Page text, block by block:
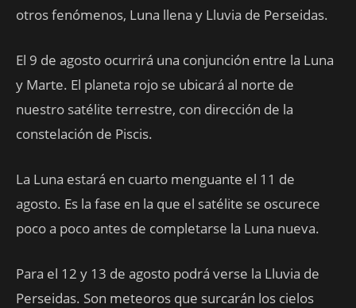
otros fenómenos, Luna llena y Lluvia de Perseidas.
El 9 de agosto ocurrirá una conjunción entre la Luna
y Marte. El planeta rojo se ubicará al norte de
nuestro satélite terrestre, con dirección de la
constelación de Piscis.
La Luna estará en cuarto menguante el 11 de
agosto. Es la fase en la que el satélite se oscurece
poco a poco antes de completarse la Luna nueva.
Para el 12 y 13 de agosto podrá verse la Lluvia de
Perseidas. Son meteoros que surcarán los cielos